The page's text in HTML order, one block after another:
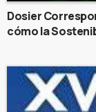
Dosier
cómo la